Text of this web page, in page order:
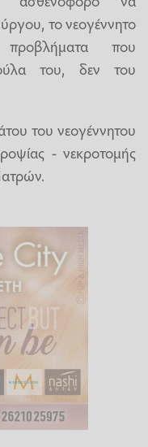
το νεογέννητο
προβλήματα που
του, δεν του
του νεογέννητου
- νεκροτομής